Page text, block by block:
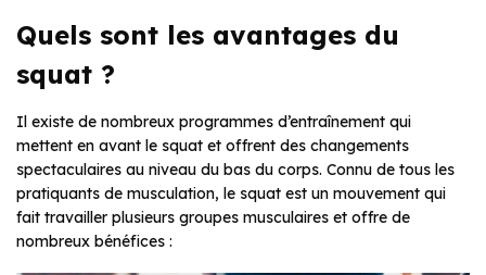
Quels sont les avantages du
squat ?
Il existe de nombreux programmes d’entraînement qui
mettent en avant le squat et offrent des changements
spectaculaires au niveau du bas du corps. Connu de tous les
pratiquants de musculation, le squat est un mouvement qui
fait travailler plusieurs groupes musculaires et offre de
nombreux bénéfices :